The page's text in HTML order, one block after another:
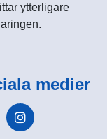
ytterligare
medier